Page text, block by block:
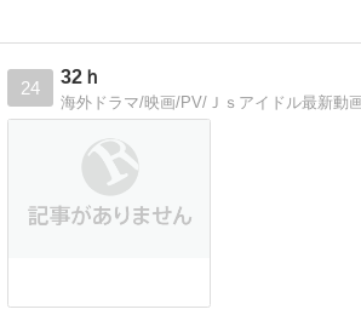
24
32ｈ